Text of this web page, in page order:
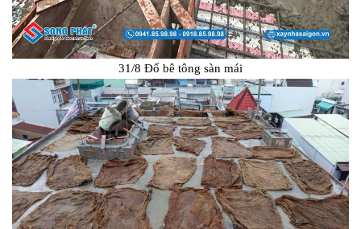
31/8 Đổ bê tông sàn mái